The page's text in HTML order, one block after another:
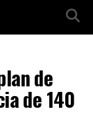
de
de 140